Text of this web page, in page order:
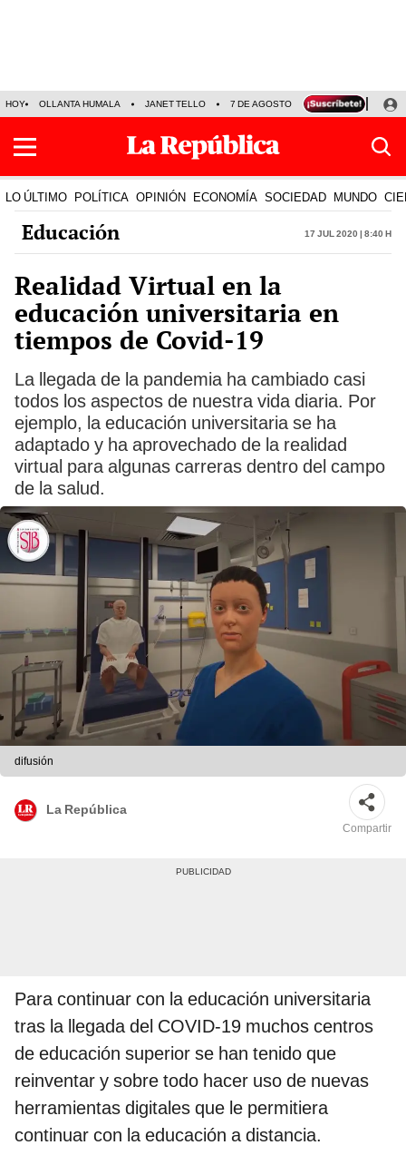
HOY OLLANTA HUMALA JANET TELLO 7 DE AGOSTO TINKA RESULTADOS
LO ÚLTIMO POLÍTICA OPINIÓN ECONOMÍA SOCIEDAD MUNDO
Educación 17 Jul 2020 | 8:40 h
Realidad Virtual en la
educación universitaria en
tiempos de Covid-19
La llegada de la pandemia ha cambiado casi
todos los aspectos de nuestra vida diaria. Por
ejemplo, la educación universitaria se ha
adaptado y ha aprovechado de la realidad
virtual para algunas carreras dentro del campo
de la salud.
difusión
La República
Compartir
Para continuar con la educación universitaria
tras la llegada del COVID-19 muchos centros
de educación superior se han tenido que
reinventar y sobre todo hacer uso de nuevas
herramientas digitales que le permitiera
continuar con la educación a distancia.